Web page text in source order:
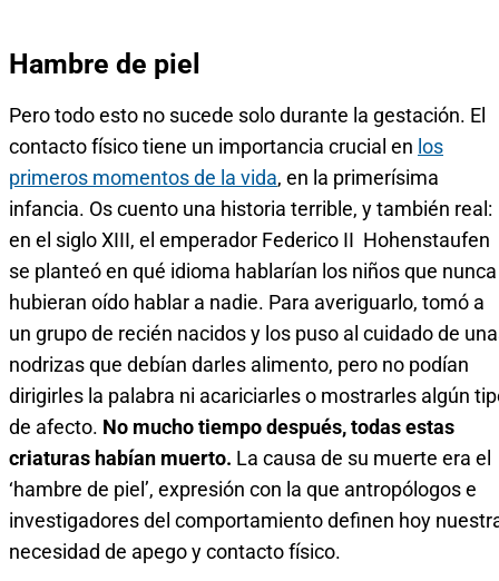
Hambre de piel
Pero todo esto no sucede solo durante la gestación. El
contacto físico tiene un importancia crucial en los
primeros momentos de la vida, en la primerísima
infancia. Os cuento una historia terrible, y también real:
en el siglo XIII, el emperador Federico II Hohenstaufen
se planteó en qué idioma hablarían los niños que nunca
hubieran oído hablar a nadie. Para averiguarlo, tomó a
un grupo de recién nacidos y los puso al cuidado de
nodrizas que debían darles alimento, pero no podían
dirigirles la palabra ni acariciarles o mostrarles algún
de afecto. No mucho tiempo después, todas estas
criaturas habían muerto. La causa de su muerte era el
‘hambre de piel’, expresión con la que antropólogos e
investigadores del comportamiento definen hoy
necesidad de apego y contacto físico.